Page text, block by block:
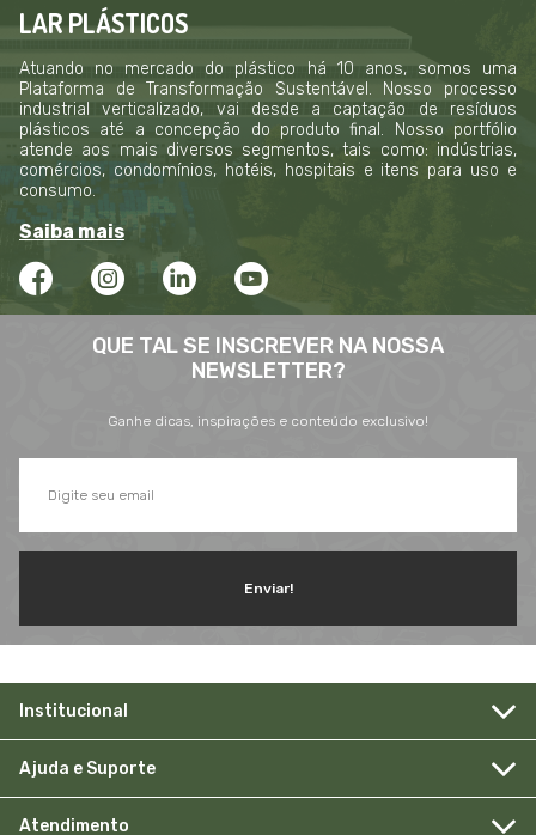
LAR PLÁSTICOS
Atuando no mercado do plástico há 10 anos, somos uma
Plataforma de Transformação Sustentável. Nosso processo
industrial verticalizado, vai desde a captação de resíduos
plásticos até a concepção do produto final. Nosso portfólio
atende aos mais diversos segmentos, tais como: indústrias,
comércios, condomínios, hotéis, hospitais e itens para uso e
consumo.
Saiba mais
QUE TAL SE INSCREVER NA NOSSA
NEWSLETTER?
Ganhe dicas, inspirações e conteúdo exclusivo!
Enviar!
Institucional
Ajuda e Suporte
Atendimento